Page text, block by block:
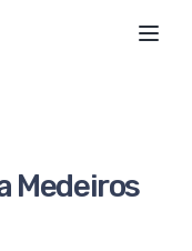
Medeiros